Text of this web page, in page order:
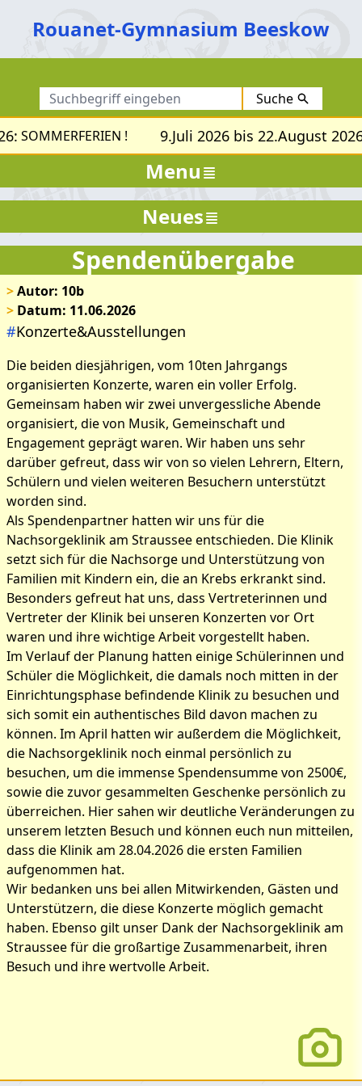
Rouanet-Gymnasium Beeskow
Suche
SOMMERFERIEN ! 9.Juli 2026 bis 22.August
Menu
Spendenübergabe
>Autor: 10b
> Datum: 11.06.2026
#Konzerte&Ausstellungen
Die beiden diesjährigen, vom 10ten Jahrgangs
organisierten Konzerte, waren ein voller Erfolg.
Gemeinsam haben wir zwei unvergessliche Abende
organisiert, die von Musik, Gemeinschaft und
Engagement geprägt waren. Wir haben uns sehr
darüber gefreut, dass wir von so vielen Lehrern, Eltern,
Schülern und vielen weiteren Besuchern unterstützt
worden sind.
Als Spendenpartner hatten wir uns für die
Nachsorgeklinik am Straussee entschieden. Die Klinik
setzt sich für die Nachsorge und Unterstützung von
Familien mit Kindern ein, die an Krebs erkrankt sind.
Besonders gefreut hat uns, dass Vertreterinnen und
Vertreter der Klinik bei unseren Konzerten vor Ort
waren und ihre wichtige Arbeit vorgestellt haben.
Im Verlauf der Planung hatten einige Schülerinnen und
Schüler die Möglichkeit, die damals noch mitten in der
Einrichtungsphase befindende Klinik zu besuchen und
sich somit ein authentisches Bild davon machen zu
können. Im April hatten wir außerdem die Möglichkeit,
die Nachsorgeklinik noch einmal persönlich zu
besuchen, um die immense Spendensumme von 2500€,
sowie die zuvor gesammelten Geschenke persönlich zu
überreichen. Hier sahen wir deutliche Veränderungen zu
unserem letzten Besuch und können euch nun mitteilen,
dass die Klinik am 28.04.2026 die ersten Familien
aufgenommen hat.
Wir bedanken uns bei allen Mitwirkenden, Gästen und
Unterstützern, die diese Konzerte möglich gemacht
haben. Ebenso gilt unser Dank der Nachsorgeklinik am
Straussee für die großartige Zusammenarbeit, ihren
Besuch und ihre wertvolle Arbeit.
Bilder zum Artikel:
Spendenübergabe
Neues